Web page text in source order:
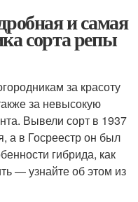
и самая
сорта репы
за красоту
за невысокую
Вывели сорт в 1937
а в Госреестр он был
гибрида, как
— узнайте об этом из